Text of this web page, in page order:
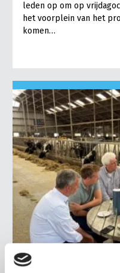
leden op om op
het voorplein van het
komen…